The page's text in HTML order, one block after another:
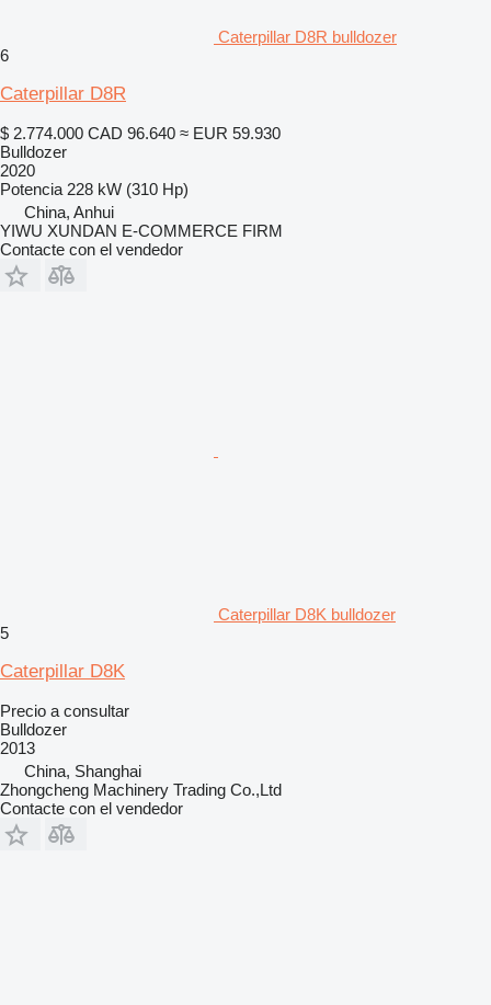
Caterpillar D8R bulldozer
6
Caterpillar D8R
$ 2.774.000 CAD 96.640 ≈ EUR 59.930
Bulldozer
2020
Potencia 228 kW (310 Hp)
China, Anhui
YIWU XUNDAN E-COMMERCE FIRM
Contacte con el vendedor
Caterpillar D8K bulldozer
5
Caterpillar D8K
Precio a consultar
Bulldozer
2013
China, Shanghai
Zhongcheng Machinery Trading Co.,Ltd
Contacte con el vendedor